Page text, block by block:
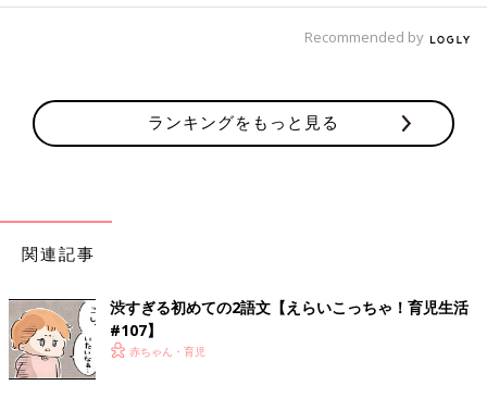
Recommended by
ランキングをもっと見る
関連記事
渋すぎる初めての2語文【えらいこっちゃ！育児生活
#107】
赤ちゃん・育児